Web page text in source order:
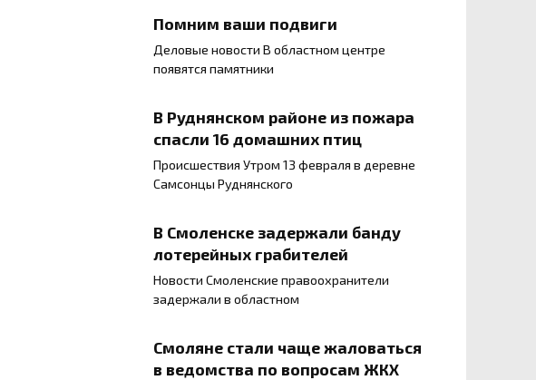
Помним ваши подвиги
Деловые новости В областном центре
появятся памятники
В Руднянском районе из пожара
спасли 16 домашних птиц
Происшествия Утром 13 февраля в деревне
Самсонцы Руднянского
В Смоленске задержали банду
лотерейных грабителей
Новости Смоленские правоохранители
задержали в областном
Смоляне стали чаще жаловаться
в ведомства по вопросам ЖКХ